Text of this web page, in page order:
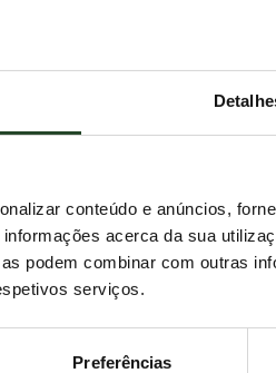
conteúdo e anúncios,
acerca da sua
podem combinar com outras
serviços.
Preferências
no seu melhor estado.
alto em ômega-3 — e os